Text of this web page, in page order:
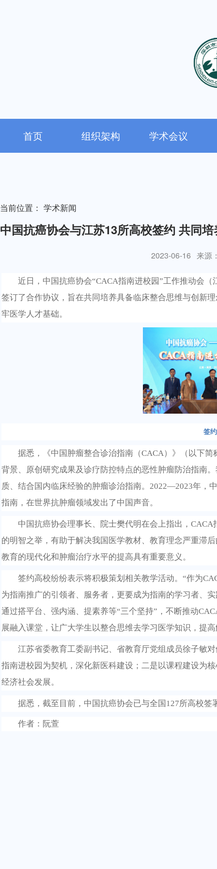
首页 组织架构 学术会议
当前位置： 学术新闻
中国抗癌协会与江苏13所高校签约 共同
2023-06-16 来源
近日 ，中国抗癌协会“CACA指南进校园”工作推动会（
签订了合作协议 ， 旨在共同培养具备临床整合思维与创新
牢医学人才基础。
签
据悉， 《中国肿瘤整合诊治指南（CACA）》
（以下简
背景、原创研究成果及诊疗防控特点的恶性肿瘤 防治指南。
质、结合国内临床经验的肿瘤诊治指南。 2022—2023年，
指南，在世界抗肿瘤领域发出了中国声音。
中国抗癌协会理事长、 院士樊代明在会上指出 ， CACA
的明智之举，有助于解决我国医学教材、教育理念严重滞后
教育的现代化和肿瘤治疗水平的提高具有重要意义。
签约高校纷纷表示将积极策划相关教学活动。 “作为
为指南推广的引领者、服务者，更要成为指南的学习者、
通过搭平台、强内涵、提素养等“三个坚持”，不断推动
展融入课堂，让广大学生以整合思维去学习医学知识 ， 提高
江苏省委教育工委副书记、省教育厅党组成员徐子敏
指南进校园 为契机，深化新医科建设；二是以课程建设为
经济社会发展。
据悉 ，截至目前 ， 中国抗癌协会已与全国 127所高校签
作者：阮萱